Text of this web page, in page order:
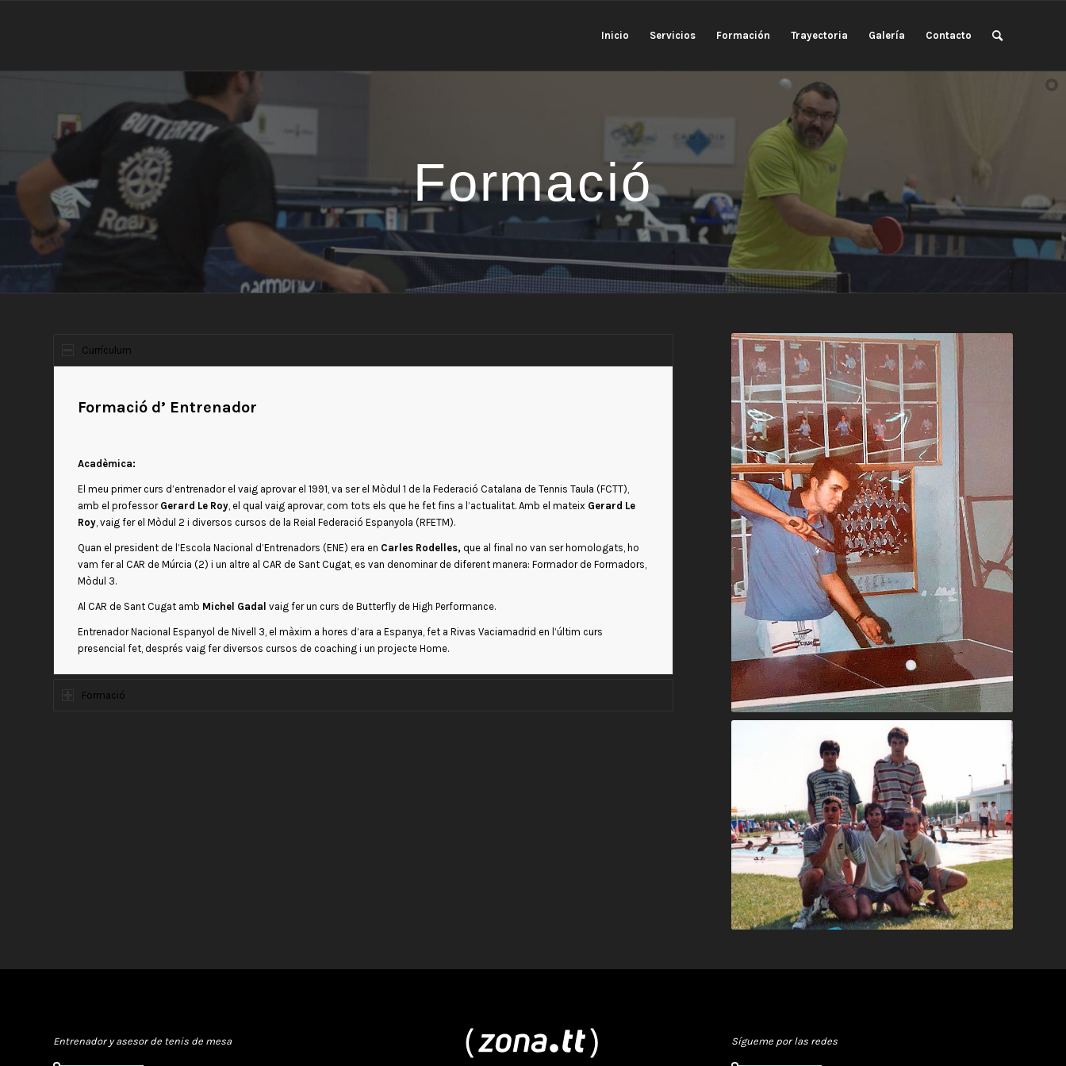
Inicio Servicios Formación Trayectoria Galería Contacto
Formació
Currículum
Formació d’ Entrenador
Acadèmica:
El meu primer curs d’entrenador el vaig aprovar el 1991, va ser el Mòdul 1 de la Federació Catalana de Tennis Taula (FCTT),
amb el professor Gerard Le Roy, el qual vaig aprovar, com tots els que he fet fins a l’actualitat. Amb el mateix Gerard Le
Roy, vaig fer el Mòdul 2 i diversos cursos de la Reial Federació Espanyola (RFETM).
Quan el president de l’Escola Nacional d’Entrenadors (ENE) era en Carles Rodelles, que al final no van ser homologats, ho
vam fer al CAR de Múrcia (2) i un altre al CAR de Sant Cugat, es van denominar de diferent manera: Formador de Formadors,
Mòdul 3.
Al CAR de Sant Cugat amb Michel Gadal vaig fer un curs de Butterfly de High Performance.
Entrenador Nacional Espanyol de Nivell 3, el màxim a hores d’ara a Espanya, fet a Rivas Vaciamadrid en l’últim curs
presencial fet, després vaig fer diversos cursos de coaching i un projecte Home.
Formació
Entrenador y asesor de tenis de mesa Sígueme por las redes